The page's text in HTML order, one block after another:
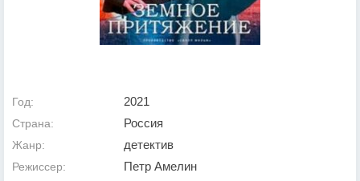
Год: 2021
Страна: Россия
Жанр: детектив
Режиссер: Петр Амелин